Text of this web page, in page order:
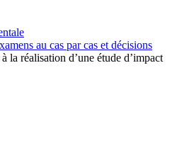
au cas par cas et décisions
la réalisation d’une étude d’impact